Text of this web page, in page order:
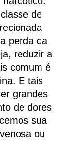
de
perda da
reduzir a
comum é
E tais
grandes
de dores
sua
ou